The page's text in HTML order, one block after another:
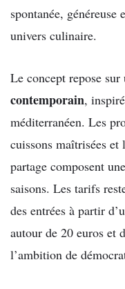
spontanée, généreuse
univers culinaire.
Le concept repose sur
contemporain,
méditerranéen. Les
cuissons maîtrisées et
partage composent
saisons. Les tarifs
des entrées à partir
autour de 20 euros et
l’ambition de